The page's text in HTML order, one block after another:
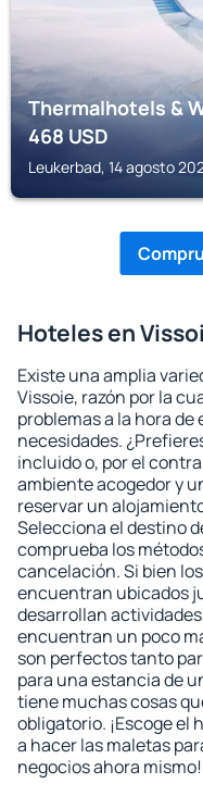
Thermalhotels &
468USD
Leukerbad, 14 agosto
Hoteles en
Existe una amplia
Vissoie, razón por la
problemas a la hora
necesidades.
incluido o, por el
ambiente acogedor y
reservar un
Selecciona el destino
comprueba los
cancelación. Si bien
encuentran ubicados
desarrollan
encuentran un poco
son perfectos tanto
para una estancia de
tiene muchas cosas
obligatorio. ¡Escoge el
a hacer las maletas
negocios ahora mismo!